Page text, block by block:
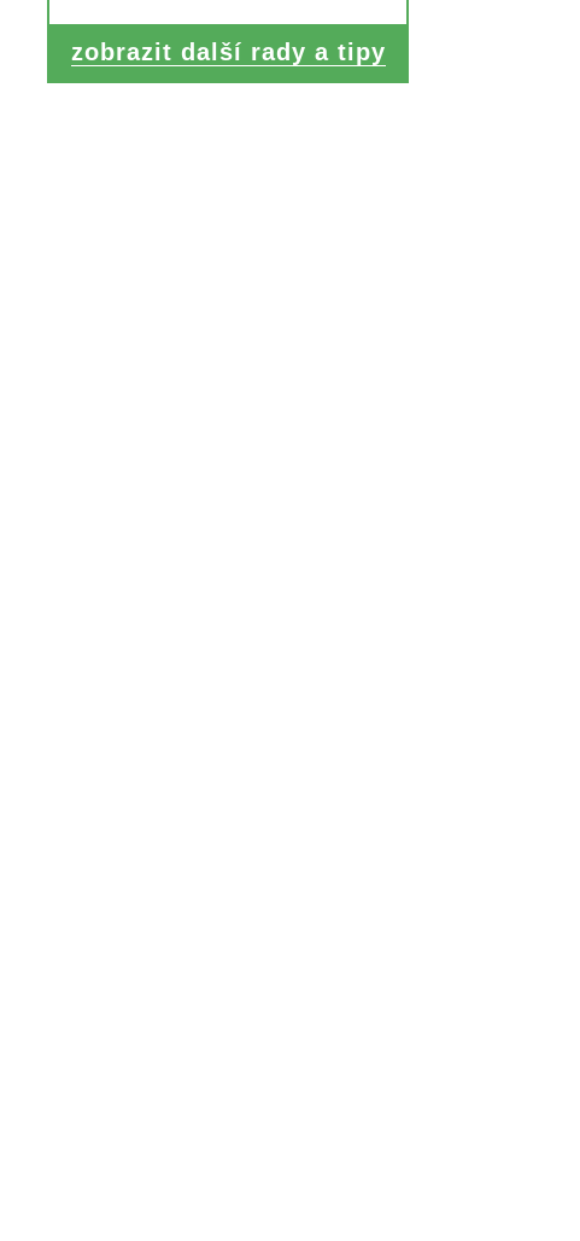
zobrazit další rady a tipy